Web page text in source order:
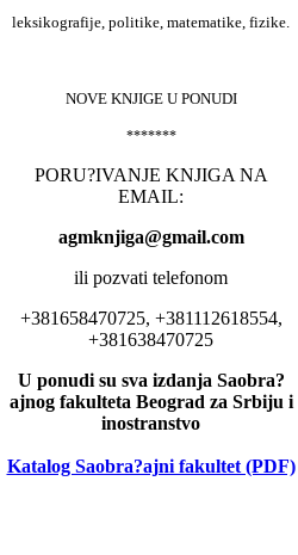
leksikografije, politike, matematike, fizike.
NOVE KNJIGE U PONUDI
*******
PORU?IVANJE KNJIGA NA
EMAIL:
agmknjiga@gmail.com
ili pozvati telefonom
+381658470725, +381112618554,
+381638470725
U ponudi su sva izdanja Saobra?
ajnog fakulteta Beograd za Srbiju i
inostranstvo
Katalog Saobra?ajni fakultet (PDF)